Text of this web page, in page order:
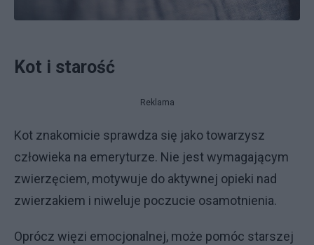
Kot i starość
Reklama
Kot znakomicie sprawdza się jako towarzysz
człowieka na emeryturze. Nie jest wymagającym
zwierzęciem, motywuje do aktywnej opieki nad
zwierzakiem i niweluje poczucie osamotnienia.
Oprócz więzi emocjonalnej, może pomóc starszej